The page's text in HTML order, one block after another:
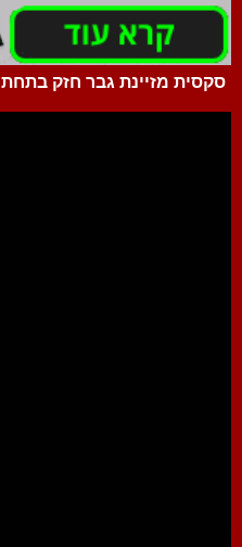
סקסית מזיינת גבר חזק בתחת